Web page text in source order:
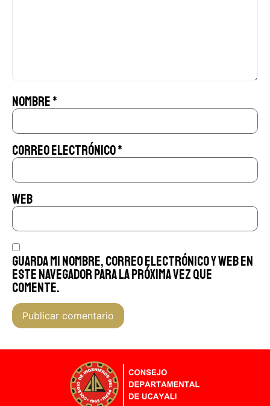
Nombre*
Correo electrónico*
Web
Guarda mi nombre, correo electrónico y web en
este navegador para la próxima vez que
comente.